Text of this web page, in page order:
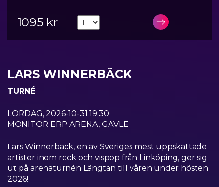
1095 kr LÄGG I
LARS WINNERBÄCK
TURNÉ
LÖRDAG, 2026-10-31 19:30
MONITOR ERP ARENA, GÄVLE
Lars Winnerbäck, en av Sveriges mest uppskattade
artister inom rock och vispop från Linköping, ger sig
ut på arenaturnén Längtan till våren under hösten
2026!